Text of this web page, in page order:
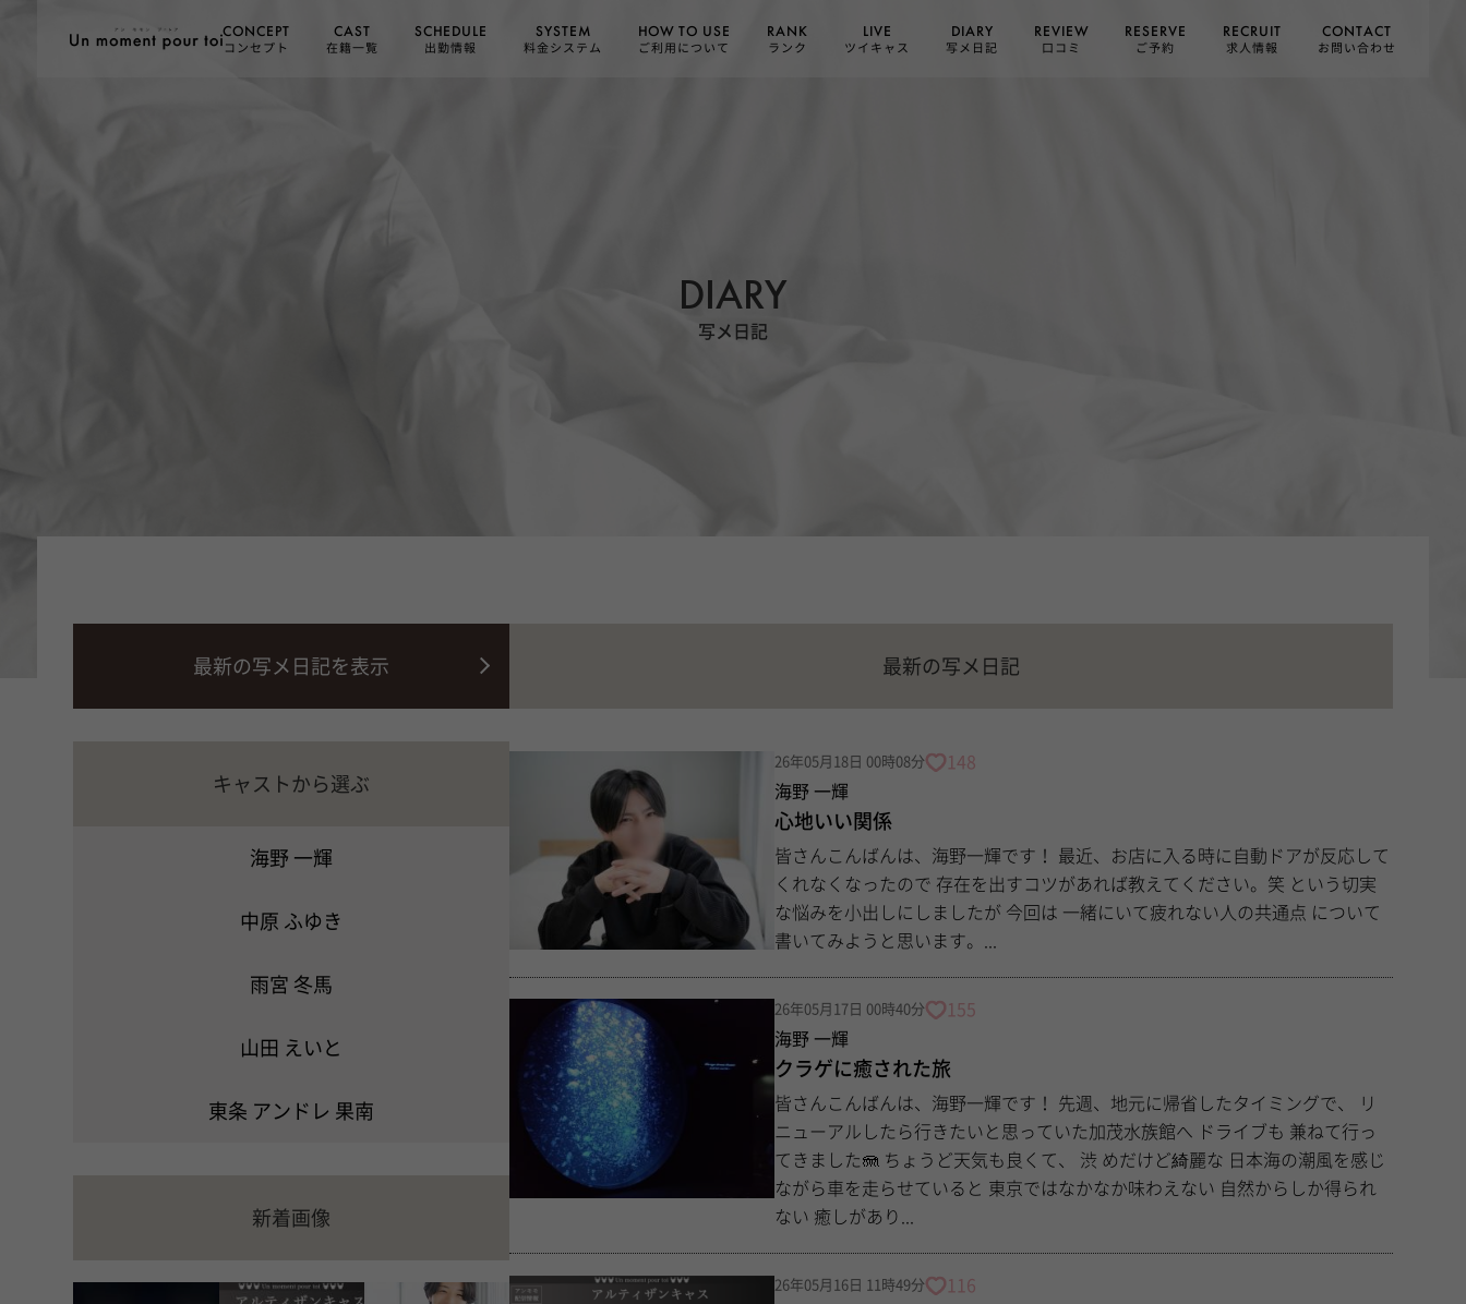
DIARY
写メ日記
CONCEPT
コンセプト
CAST
在籍一覧
SCHEDULE
出勤情報
SYSTEM
料金システム
HOW TO USE
ご利用について
RANK
ランク
LIVE
ツイキャス
DIARY
写メ日記
REVIEW
口コミ
RESERVE
ご予約
RECRUIT
求人情報
CONTACT
お問い合わせ
最新の写メ日記を表示
キャストから選ぶ
海野 一輝
中原 ふゆき
雨宮 冬馬
山田 えいと
東条 アンドレ 果南
新着画像
最新の写メ日記
26年05月18日 00時08分
148
海野 一輝
心地いい関係
皆さんこんばんは、海野一輝です！ 最近、お店に入る時に自動ドアが反応して
くれなくなったので 存在を出すコツがあれば教えてください。笑 という切実
な悩みを小出しにしましたが 今回は 一緒にいて疲れない人の共通点 について
書いてみようと思います。...
26年05月17日 00時40分
155
海野 一輝
クラゲに癒された旅
皆さんこんばんは、海野一輝です！ 先週、地元に帰省したタイミングで、 リ
ニューアルしたら行きたいと思っていた加茂水族館へ ドライブも 兼ねて行っ
てきました🪼 ちょうど天気も良くて、 渋 めだけど綺麗な 日本海の潮風を感じ
ながら車を走らせていると 東京ではなかなか味わえない 自然からしか得られ
ない 癒しがあり...
26年05月16日 11時49分
116